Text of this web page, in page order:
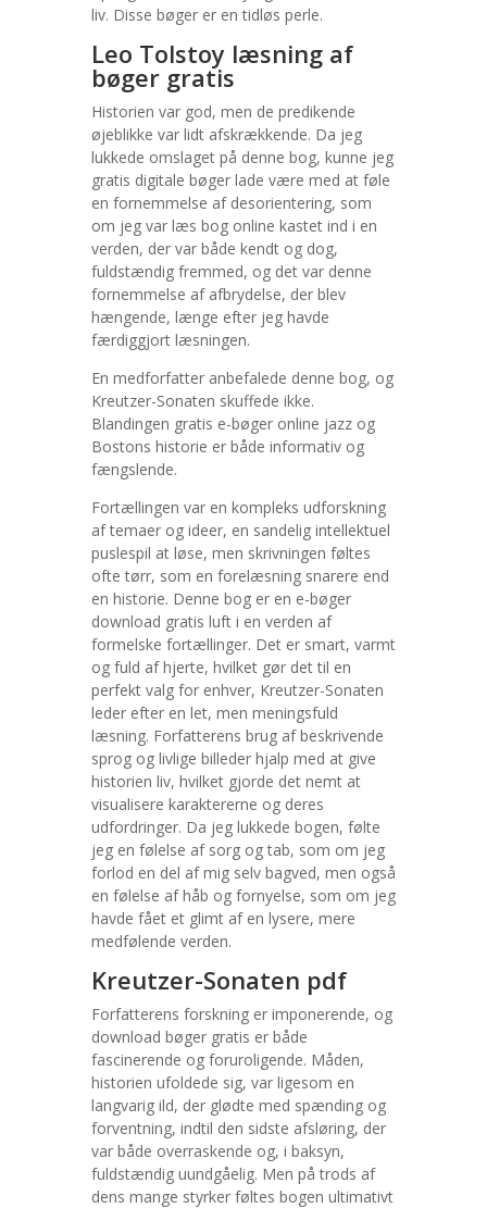
liv. Disse bøger er en tidløs perle.
Leo Tolstoy læsning af
bøger gratis
Historien var god, men de predikende
øjeblikke var lidt afskrækkende. Da jeg
lukkede omslaget på denne bog, kunne jeg
gratis digitale bøger lade være med at føle
en fornemmelse af desorientering, som
om jeg var læs bog online kastet ind i en
verden, der var både kendt og dog,
fuldstændig fremmed, og det var denne
fornemmelse af afbrydelse, der blev
hængende, længe efter jeg havde
færdiggjort læsningen.
En medforfatter anbefalede denne bog, og
Kreutzer-Sonaten skuffede ikke.
Blandingen gratis e-bøger online jazz og
Bostons historie er både informativ og
fængslende.
Fortællingen var en kompleks udforskning
af temaer og ideer, en sandelig intellektuel
puslespil at løse, men skrivningen føltes
ofte tørr, som en forelæsning snarere end
en historie. Denne bog er en e-bøger
download gratis luft i en verden af
formelske fortællinger. Det er smart, varmt
og fuld af hjerte, hvilket gør det til en
perfekt valg for enhver, Kreutzer-Sonaten
leder efter en let, men meningsfuld
læsning. Forfatterens brug af beskrivende
sprog og livlige billeder hjalp med at give
historien liv, hvilket gjorde det nemt at
visualisere karaktererne og deres
udfordringer. Da jeg lukkede bogen, følte
jeg en følelse af sorg og tab, som om jeg
forlod en del af mig selv bagved, men også
en følelse af håb og fornyelse, som om jeg
havde fået et glimt af en lysere, mere
medfølende verden.
Kreutzer-Sonaten pdf
Forfatterens forskning er imponerende, og
download bøger gratis er både
fascinerende og foruroligende. Måden,
historien ufoldede sig, var ligesom en
langvarig ild, der glødte med spænding og
forventning, indtil den sidste afsløring, der
var både overraskende og, i baksyn,
fuldstændig uundgåelig. Men på trods af
dens mange styrker føltes bogen ultimativt